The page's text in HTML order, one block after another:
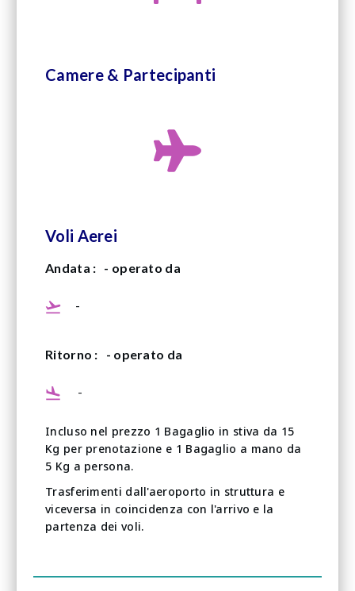
Camere & Partecipanti
Voli Aerei
Andata : - operato da
-
Ritorno : - operato da
-
Incluso nel prezzo 1 Bagaglio in stiva da 15
Kg per prenotazione e 1 Bagaglio a mano da
5 Kg a persona.
Trasferimenti dall'aeroporto in struttura e
viceversa in coincidenza con l'arrivo e la
partenza dei voli.